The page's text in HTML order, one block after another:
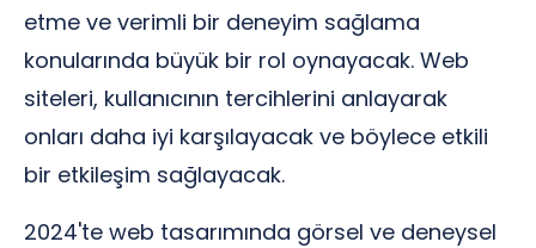
etme ve verimli bir deneyim sağlama
konularında büyük bir rol oynayacak. Web
siteleri, kullanıcının tercihlerini anlayarak
onları daha iyi karşılayacak ve böylece etkili
bir etkileşim sağlayacak.
2024'te web tasarımında görsel ve deneysel